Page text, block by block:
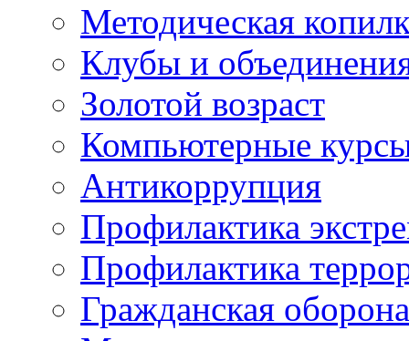
Методическая
Клубы и
Золотой возраст
Компьютерные
Антикоррупция
Профилактика
Профилактика
Гражданская оборона